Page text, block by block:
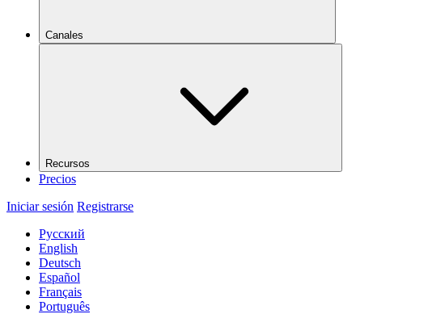
Canales
Recursos
Precios
Iniciar sesión Registrarse
Русский
English
Deutsch
Español
Français
Português